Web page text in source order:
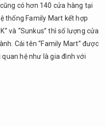
có hơn 140 cửa hàng tại
thống Family Mart kết hợp
và “Sunkus” thì số lượng cửa
Cái tên “Family Mart” được
hệ như là gia đình với